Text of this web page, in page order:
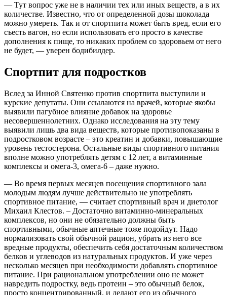
— Тут вопрос уже не в наличии тех или иных веществ, а в их
количестве. Известно, что от определенной дозы шоколада
можно умереть. Так и от спортпита может быть вред, если его
съесть вагон, но если использовать его просто в качестве
дополнения к пище, то никаких проблем со здоровьем от него
не будет, — уверен бодибилдер.
Спортпит для подростков
Вслед за Инной Святенко против спортпита выступили и
курские депутаты. Они ссылаются на врачей, которые якобы
выявили пагубное влияние добавок на здоровье
несовершеннолетних. Однако исследования на эту тему
выявили лишь два вида веществ, которые противопоказаны в
подростковом возрасте – это креатин и добавки, повышающие
уровень тестостерона. Остальные виды спортивного питания
вполне можно употреблять детям с 12 лет, а витаминные
комплексы и омега-3, омега-6 – даже нужно.
— Во время первых месяцев посещения спортивного зала
молодым людям лучше действительно не употреблять
спортивное питание, — считает спортивный врач и диетолог
Михаил Клестов. – Достаточно витаминно-минеральных
комплексов, но они не обязательно должны быть
спортивными, обычные аптечные тоже подойдут. Надо
нормализовать свой обычной рацион, убрать из него все
вредные продукты, обеспечить себя достаточным количеством
белков и углеводов из натуральных продуктов. И уже через
несколько месяцев при необходимости добавлять спортивное
питание. При рациональном употреблении оно не может
навредить подростку, ведь протеин – это обычный белок,
просто концентрированный, и делают его из обычного